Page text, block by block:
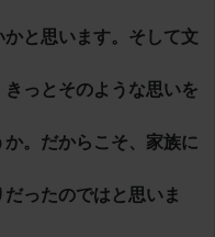
と思います。そして文
っとそのような思いを
。だからこそ、家族に
ったのではと思いま